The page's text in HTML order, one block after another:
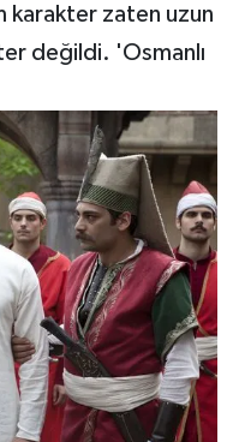
karakter zaten uzun
değildi. 'Osmanlı